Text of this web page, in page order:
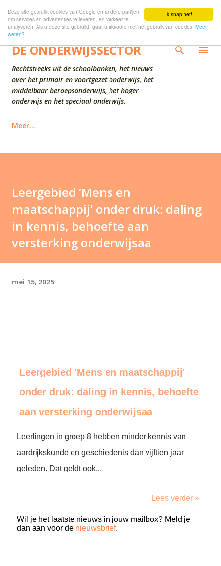
Ik snap het!
Deze site gebruikt cookies van Google en andere partijen
om services en advertenties te leveren, en verkeer te
analyseren. Als u deze site gebruikt, gaat u akkoord met het gebruik van cookies. Meer
weten?
Doorgaan naar hoofdcontent
DE ONDERWIJSSECTOR
Rechtstreeks uit de schoolbanken, het nieuws
over het primair en voortgezet onderwijs, het
middelbaar beroepsonderwijs, het hoger
onderwijs en het speciaal onderwijs.
Meer…
Leergebied ‘Mens en
maatschappij’ onder druk: daling
in kennis, behoefte aan
versterking onderwijsaa
mei 15, 2025
Leergebied 'Mens en maatschappij'
onder druk: daling in kennis, behoefte
aan versterking onderwijsaa
Leerlingen in groep 8 hebben minder kennis van
aardrijkskunde en geschiedenis dan vijftien jaar
geleden. Dat geldt ook...
Lees verder »
Wil je het laatste nieuws in jouw mailbox? Meld je
dan aan voor de nieuwsbrief.